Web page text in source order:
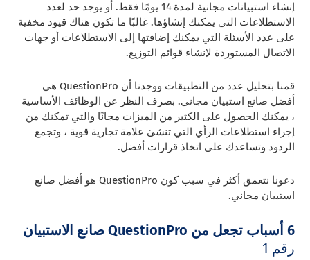
إنشاء استبيانات مجانية لمدة 14 يومًا فقط. أو يوجد حد لعدد
الاستطلاعات التي يمكنك إنشاؤها. غالبًا ما تكون هناك قيود مخفية
على عدد الأسئلة التي يمكنك إضافتها إلى الاستطلاعات أو جهات
الاتصال المستوردة لإنشاء قوائم التوزيع.
قمنا بتحليل عدد من التطبيقات ووجدنا أن QuestionPro هي
أفضل صانع استبيان مجاني. بصرف النظر عن الوظائف الأساسية
، يمكنك الحصول على الكثير من الميزات مجانًا والتي تمكنك من
إجراء استطلاعات الرأي التي تنشئ علامة تجارية قوية ، وتجمع
الردود وتساعدك على اتخاذ قرارات أفضل.
دعونا نتعمق أكثر في سبب كون QuestionPro هو أفضل صانع
استبيان مجاني.
6 أسباب تجعل من
QuestionPro صانع الاستبيان
رقم 1